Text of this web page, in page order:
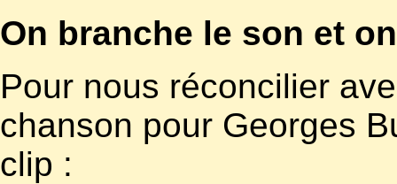
On branche le son et
Pour nous réconcilier
chanson pour Georges
clip :